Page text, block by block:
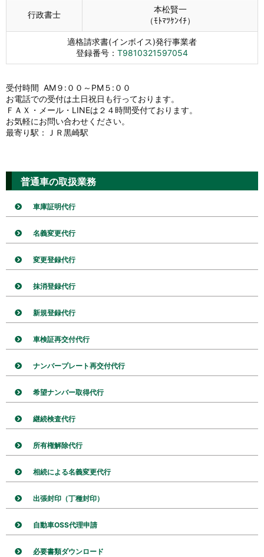
行政書士
本松賢一
（ﾓﾄﾏﾂｹﾝｲﾁ）
適格請求書(インボイス)発行事業者
登録番号： T9810321597054
受付時間 AM９:００～PM５:００
お電話での受付は土日祝日も行っております。
ＦＡＸ・メール・LINEは２４時間受付ております。
お気軽にお問い合わせください。
最寄り駅：ＪＲ黒崎駅
普通車の取扱業務
車庫証明代行
名義変更代行
変更登録代行
抹消登録代行
新規登録代行
車検証再交付代行
ナンバープレート再交付代行
希望ナンバー取得代行
継続検査代行
所有権解除代行
相続による名義変更代行
出張封印（丁種封印）
自動車OSS代理申請
必要書類ダウンロード